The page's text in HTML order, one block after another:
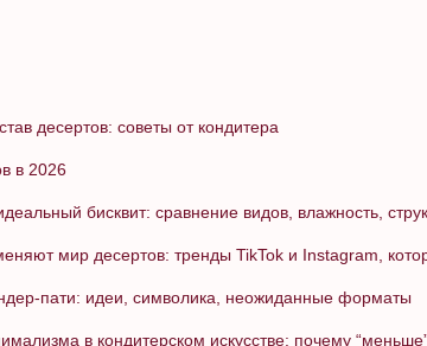
десертов: советы от кондитера
в 2026
бисквит: сравнение видов, влажность,
мир десертов: тренды TikTok и Instagram,
пати: идеи, символика, неожиданные форматы
в кондитерском искусстве: почему